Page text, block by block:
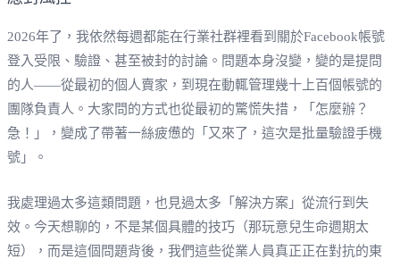
2026年了，我依然每週都能在行業社群裡看到關於Facebook帳號
登入受限、驗證、甚至被封的討論。問題本身沒變，變的是提問
的人——從最初的個人賣家，到現在動輒管理幾十上百個帳號的
團隊負責人。大家問的方式也從最初的驚慌失措，「怎麼辦？
急！」，變成了帶著一絲疲憊的「又來了，這次是批量驗證手機
號」。
我處理過太多這類問題，也見過太多「解決方案」從流行到失
效。今天想聊的，不是某個具體的技巧（那玩意兒生命週期太
短），而是這個問題背後，我們這些從業人員真正正在對抗的東